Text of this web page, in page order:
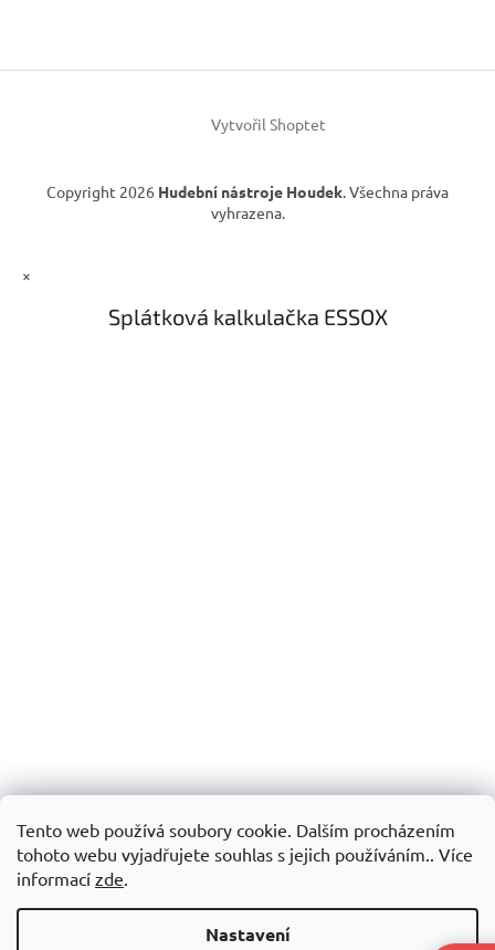
Tento web používá soubory cookie. Dalším procházením
tohoto webu vyjadřujete souhlas s jejich používáním.. Více
informací zde.
Nastavení
í
Vytvořil Shoptet
Copyright 2026 Hudební nástroje Houdek. Všechna práva
vyhrazena.
×
Splátková kalkulačka ESSOX